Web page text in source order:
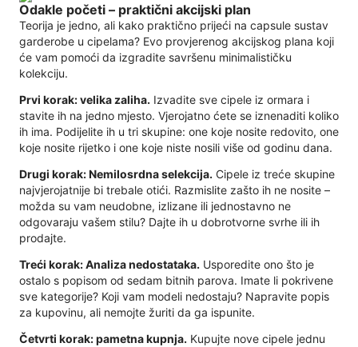
Odakle početi – praktični akcijski plan
Teorija je jedno, ali kako praktično prijeći na capsule sustav
garderobe u cipelama? Evo provjerenog akcijskog plana koji
će vam pomoći da izgradite savršenu minimalističku
kolekciju.
Prvi korak: velika zaliha. Izvadite sve cipele iz ormara i
stavite ih na jedno mjesto. Vjerojatno ćete se iznenaditi koliko
ih ima. Podijelite ih u tri skupine: one koje nosite redovito, one
koje nosite rijetko i one koje niste nosili više od godinu dana.
Drugi korak: Nemilosrdna selekcija. Cipele iz treće skupine
najvjerojatnije bi trebale otići. Razmislite zašto ih ne nosite –
možda su vam neudobne, izlizane ili jednostavno ne
odgovaraju vašem stilu? Dajte ih u dobrotvorne svrhe ili ih
prodajte.
Treći korak: Analiza nedostataka. Usporedite ono što je
ostalo s popisom od sedam bitnih parova. Imate li pokrivene
sve kategorije? Koji vam modeli nedostaju? Napravite popis
za kupovinu, ali nemojte žuriti da ga ispunite.
Četvrti korak: pametna kupnja. Kupujte nove cipele jednu